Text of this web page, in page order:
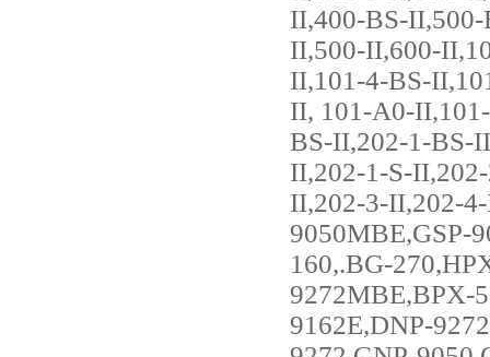
II,400-BS-
II,500-II,600-
II,101-4-BS-
II, 101-A0-
BS-II,202-1-BS-
II,202-1-S-
II,202-3-II,202-
9050MBE,GSP-
160,.BG-
9272MBE,BPX-
9162E,DNP-